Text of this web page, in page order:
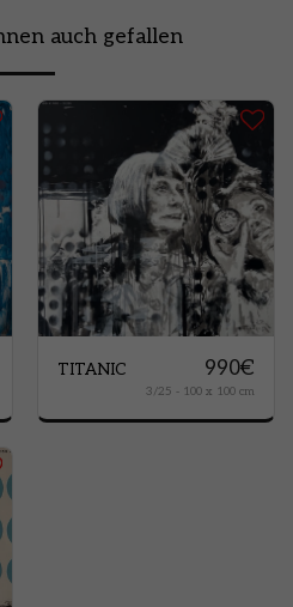
auch gefallen
TITANIC 990€
3/25 - 100 x 100 cm